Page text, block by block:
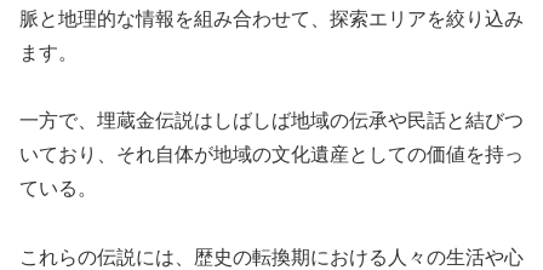
脈と地理的な情報を組み合わせて、探索エリアを絞り込み
ます。
一方で、埋蔵金伝説はしばしば地域の伝承や民話と結びつ
いており、それ自体が地域の文化遺産としての価値を持っ
ている。
これらの伝説には、歴史の転換期における人々の生活や心